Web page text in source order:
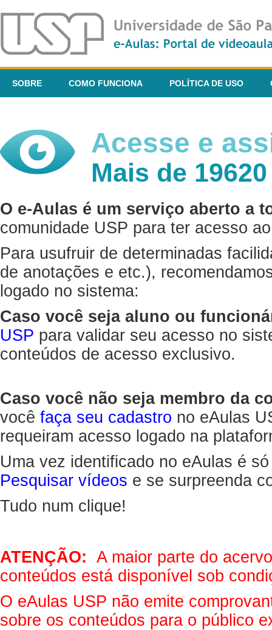
SOBRE COMO FUNCIONA POLÍTICA DE USO
Acesse e
Mais de
O e-Aulas é um serviço aberto a
comunidade USP para ter acesso
Para usufruir de determinadas
de anotações e etc.),
logado no sistema:
Caso você seja aluno ou
USP para validar seu acesso no
conteúdos de acesso exclusivo.
Caso você não seja membro da
você faça seu cadastro no eAulas
requeiram acesso logado na
Uma vez identificado no eAulas é
Pesquisar vídeos e se surpreenda
Tudo num clique!
ATENÇÃO: A maior parte do
conteúdos está disponível sob
O eAulas USP não emite
sobre os conteúdos para o público